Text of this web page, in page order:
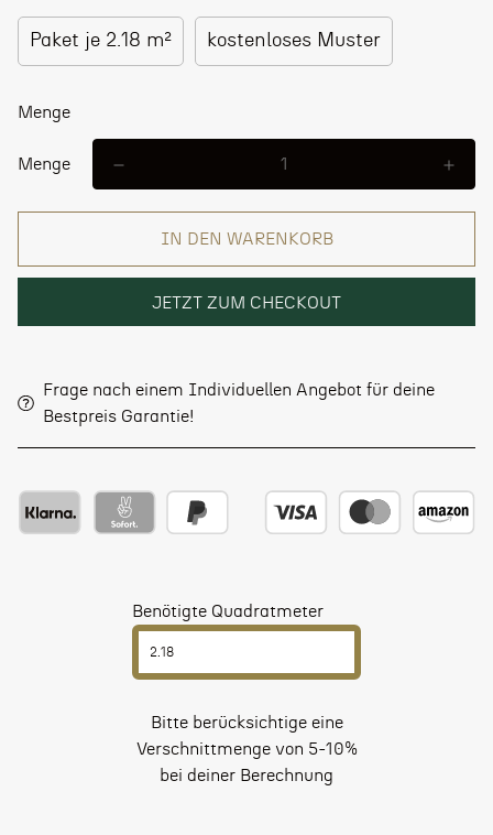
Paket je 2.18 m² kostenloses Muster
Menge
Menge
IN DEN WARENKORB
JETZT ZUM CHECKOUT
Frage nach einem Individuellen Angebot für deine
Bestpreis Garantie!
Benötigte Quadratmeter
Bitte berücksichtige eine
Verschnittmenge von 5-10%
bei deiner Berechnung